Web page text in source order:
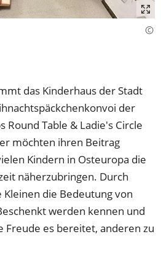
das Kinderhaus der Stadt
der
Round Table & Ladie's Circle
möchten ihren Beitrag
Kindern in Osteuropa die
näherzubringen. Durch
die Bedeutung von
werden kennen und
Freude es bereitet, anderen zu